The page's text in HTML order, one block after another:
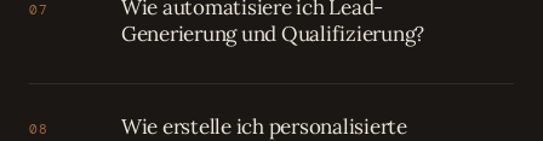
07
Wie automatisiere ich Lead-
Generierung und Qualifizierung?
08
Wie erstelle ich personalisierte